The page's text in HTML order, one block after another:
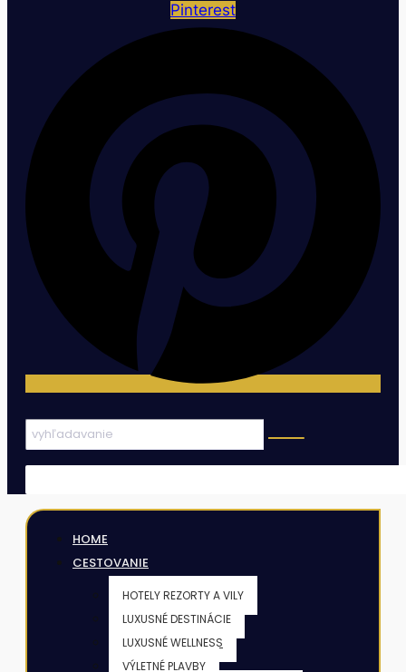
Pinterest
HOME
CESTOVANIE
HOTELY REZORTY A VILY
LUXUSNÉ DESTINÁCIE
LUXUSNÉ WELLNESS
VÝLETNÉ PLAVBY